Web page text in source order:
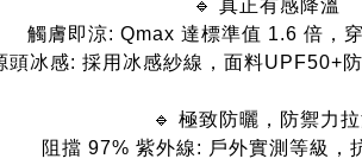
🔹 真正有感降溫
觸膚即涼: Qmax 達標準值 1.6 倍，
頭冰感: 採用冰感紗線，面料UPF50+
🔹 極致防曬，防禦力
阻擋 97% 紫外線: 戶外實測等級，